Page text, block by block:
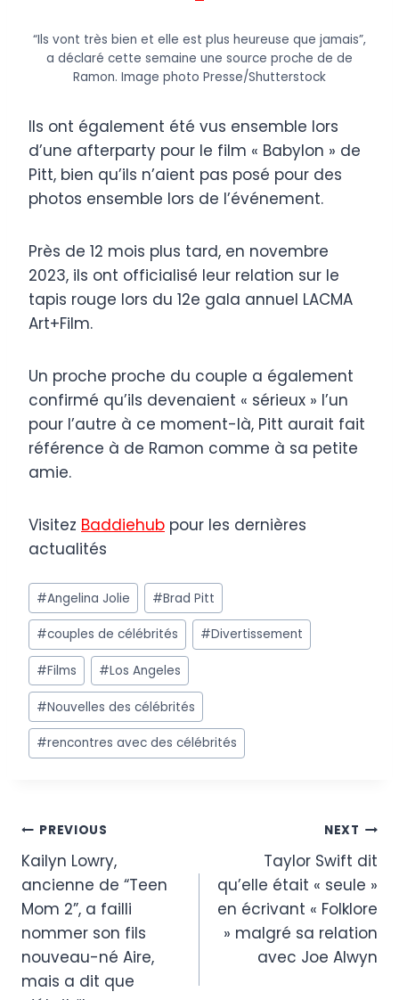
“Ils vont très bien et elle est plus heureuse que jamais”,
a déclaré cette semaine une source proche de de
Ramon. Image photo Presse/Shutterstock
Ils ont également été vus ensemble lors
d’une afterparty pour le film « Babylon » de
Pitt, bien qu’ils n’aient pas posé pour des
photos ensemble lors de l’événement.
Près de 12 mois plus tard, en novembre
2023, ils ont officialisé leur relation sur le
tapis rouge lors du 12e gala annuel LACMA
Art+Film.
Un proche proche du couple a également
confirmé qu’ils devenaient « sérieux » l’un
pour l’autre à ce moment-là, Pitt aurait fait
référence à de Ramon comme à sa petite
amie.
Visitez Baddiehub pour les dernières
actualités
Post
Tags:
#Angelina Jolie #Brad Pitt
#couples de célébrités #Divertissement
#Films #Los Angeles
#Nouvelles des célébrités
#rencontres avec des célébrités
Post
navigation
PREVIOUS
Kailyn Lowry,
ancienne de “Teen
Mom 2”, a failli
nommer son fils
nouveau-né Aire,
mais a dit que
NEXT
Taylor Swift dit
qu’elle était « seule »
en écrivant « Folklore
» malgré sa relation
avec Joe Alwyn